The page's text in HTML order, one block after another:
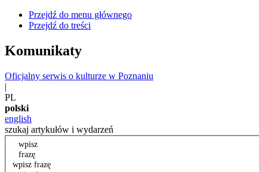
Przejdź do menu głównego
Przejdź do treści
Komunikaty
Oficjalny serwis o kulturze w Poznaniu
|
PL
polski
english
szukaj artykułów i wydarzeń
wpisz
frazę
wpisz frazę